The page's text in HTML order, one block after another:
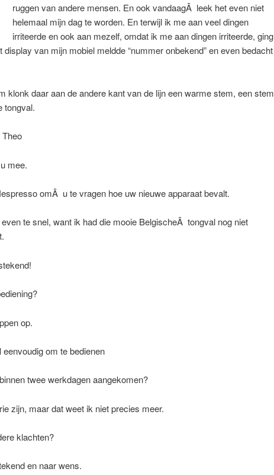
ruggen van andere mensen. En ook vandaagÂ leek het even niet
helemaal mijn dag te worden. En terwijl ik me aan veel dingen
irriteerde en ook aan mezelf, omdat ik me aan dingen irriteerde, ging
display van mijn mobiel meldde “nummer onbekend” en even bedacht
klonk daar aan de andere kant van de lijn een warme stem, een stem
tongval.
mee.
omÂ u te vragen hoe uw nieuwe apparaat bevalt.
te snel, want ik had die mooie BelgischeÂ tongval nog niet
op.
om te bedienen
twee werkdagen aangekomen?
zijn, maar dat weet ik niet precies meer.
klachten?
en naar wens.